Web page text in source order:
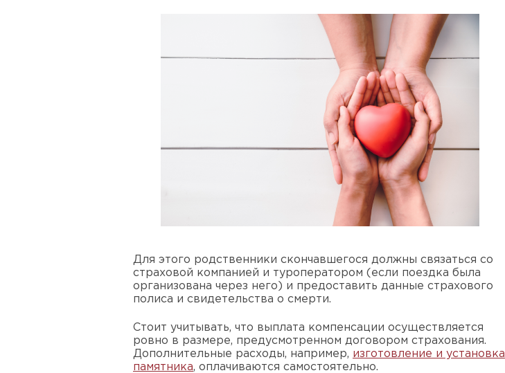
Для этого родственники скончавшегося должны связаться со
страховой компанией и туроператором (если поездка была
организована через него) и предоставить данные страхового
полиса и свидетельства о смерти.
Стоит учитывать, что выплата компенсации осуществляется
ровно в размере, предусмотренном договором страхования.
Дополнительные расходы, например, изготовление и установка
памятника, оплачиваются самостоятельно.